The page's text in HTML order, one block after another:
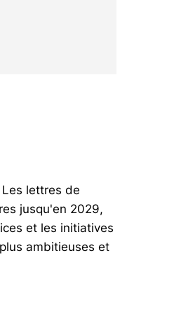
lettres de
jusqu'en 2029,
et les initiatives
ambitieuses et